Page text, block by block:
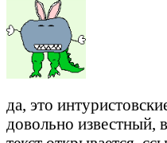
да, это
довольно известный,